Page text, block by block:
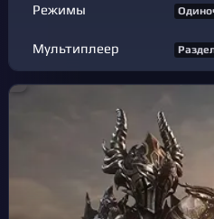
Режимы
Мультиплеер